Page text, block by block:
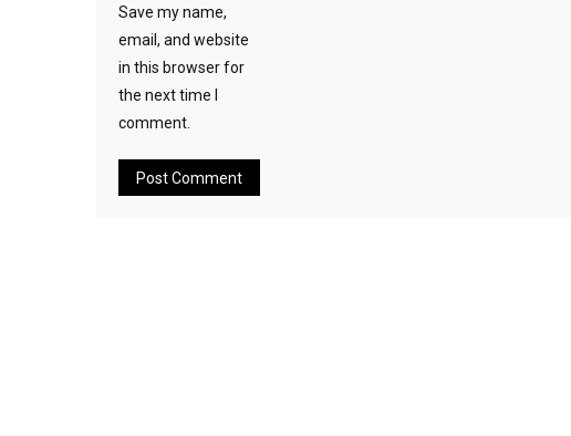
Save my name,
email, and website
in this browser for
the next time I
comment.